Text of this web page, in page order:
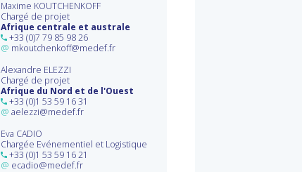
Maxime KOUTCHENKOFF
Chargé de projet
Afrique centrale et australe
+33 (0)7 79 85 98 26
@ mkoutchenkoff@medef.fr
Alexandre ELEZZI
Chargé de projet
Afrique du Nord et de l'Ouest
+33 (0)1 53 59 16 31
@ aelezzi@medef.fr
Eva CADIO
Chargée Evénementiel et Logistique
+33 (0)1 53 59 16 21
@ ecadio@medef.fr